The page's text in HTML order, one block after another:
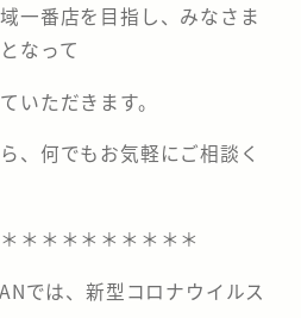
一番店を目指し、みなさま
なって
いただきます。
、何でもお気軽にご相談く
＊＊＊＊＊＊＊＊＊
では、新型コロナウイルス